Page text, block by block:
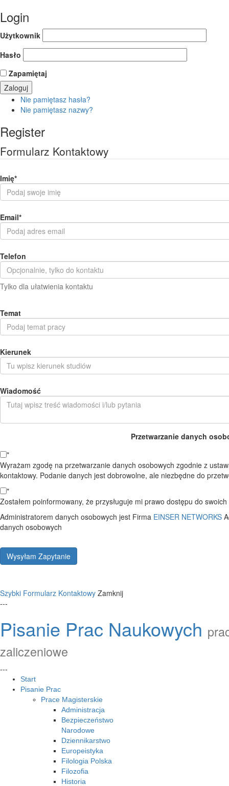
Login
Użytkownik
Hasło
Zapamiętaj
Nie pamiętasz hasła?
Nie pamiętasz nazwy?
Register
Formularz Kontaktowy
Imię*
Email*
Telefon
Tylko dla ułatwienia kontaktu
Temat
Kierunek
Wiadomość
Przetwarzanie danych
*
Wyrażam zgodę na przetwarzanie danych osobowych zgodnie z
kontaktowy. Podanie danych jest dobrowolne, ale niezbędne do
*
Zostałem poinformowany, że przysługuje mi prawo dostępu do
Administratorem danych osobowych jest Firma EINSER NETWORKS
danych osobowych
Wysyłam Zapytanie
Szybki Formularz Kontaktowy Zamknij
---
Pisanie Prac Naukowych
zaliczeniowe
---
Start
Pisanie Prac
Prace Magisterskie
Administracja
Bezpieczeństwo
Narodowe
Dziennikarstwo
Europeistyka
Filologia Polska
Filozofia
Historia